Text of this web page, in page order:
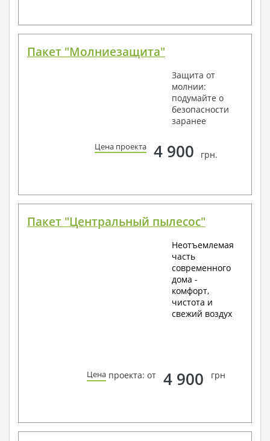
Пакет "Молниезащита"
Защита от
молнии:
подумайте о
безопасности
заранее
Цена проекта 4 900 грн.
Пакет "Центральный пылесос"
Неотъемлемая
часть
современного
дома -
комфорт,
чистота и
свежий воздух
Цена проекта: от 4 900 грн